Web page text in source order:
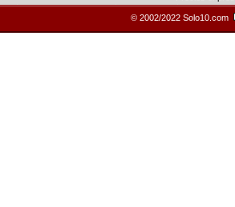
© 2002/2022 Solo10.com